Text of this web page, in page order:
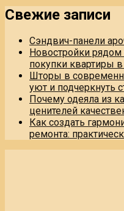
Свежие записи
Сэндвич-панели
Новостройки
покупки квартиры
Шторы в
уют и подчеркнуть
Почему одеяла из
ценителей
Как создать
ремонта: